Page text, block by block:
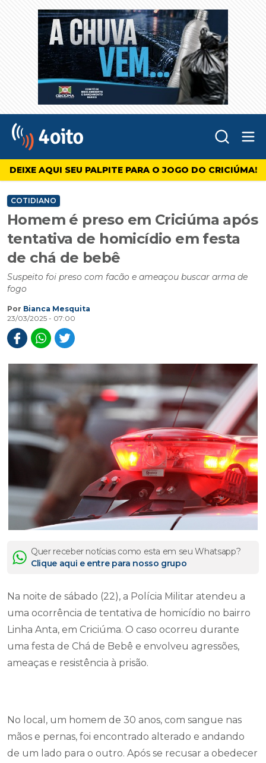
4oito
DEIXE AQUI SEU PALPITE PARA O JOGO DO CRICIÚMA!
COTIDIANO
Homem é preso em Criciúma após
tentativa de homicídio em festa
de chá de bebê
Suspeito foi preso com facão e ameaçou buscar arma de
fogo
Por Bianca Mesquita
23/03/2025 - 07:00
Quer receber notícias como esta em seu Whatsapp?
Clique aqui e entre para nosso grupo
Na noite de sábado (22), a Polícia Militar atendeu a
uma ocorrência de tentativa de homicídio no bairro
Linha Anta, em Criciúma. O caso ocorreu durante
uma festa de Chá de Bebê e envolveu agressões,
ameaças e resistência à prisão.
No local, um homem de 30 anos, com sangue nas
mãos e pernas, foi encontrado alterado e andando
de um lado para o outro. Após se recusar a obedecer